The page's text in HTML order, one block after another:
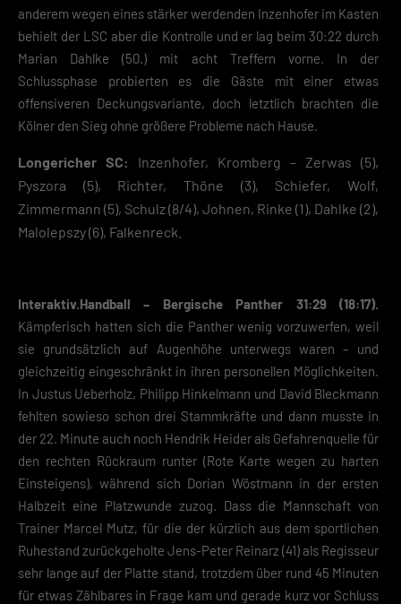
anderem wegen eines stärker werdenden Inzenhofer im Kasten
behielt der LSC aber die Kontrolle und er lag beim 30:22 durch
Marian Dahlke (50.) mit acht Treffern vorne. In der
Schlussphase probierten es die Gäste mit einer etwas
offensiveren Deckungsvariante, doch letztlich brachten die
Kölner den Sieg ohne größere Probleme nach Hause.
Longericher SC:
Inzenhofer, Kromberg – Zerwas (5),
Pyszora (5), Richter, Thöne (3), Schiefer, Wolf,
Zimmermann (5), Schulz (8/4), Johnen, Rinke (1), Dahlke (2),
Malolepszy (6), Falkenreck.
Interaktiv.Handball – Bergische Panther 31:29 (18:17).
Kämpferisch hatten sich die Panther wenig vorzuwerfen, weil
sie grundsätzlich auf Augenhöhe unterwegs waren – und
gleichzeitig eingeschränkt in ihren personellen Möglichkeiten.
In Justus Ueberholz, Philipp Hinkelmann und David Bleckmann
fehlten sowieso schon drei Stammkräfte und dann musste in
der 22. Minute auch noch Hendrik Heider als Gefahrenquelle für
den rechten Rückraum runter (Rote Karte wegen zu harten
Einsteigens), während sich Dorian Wöstmann in der ersten
Halbzeit eine Platzwunde zuzog. Dass die Mannschaft von
Trainer Marcel Mutz, für die der kürzlich aus dem sportlichen
Ruhestand zurückgeholte Jens-Peter Reinarz (41) als Regisseur
sehr lange auf der Platte stand, trotzdem über rund 45 Minuten
für etwas Zählbares in Frage kam und gerade kurz vor Schluss